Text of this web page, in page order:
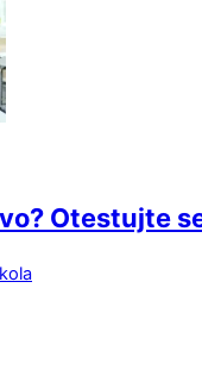
Otestujte